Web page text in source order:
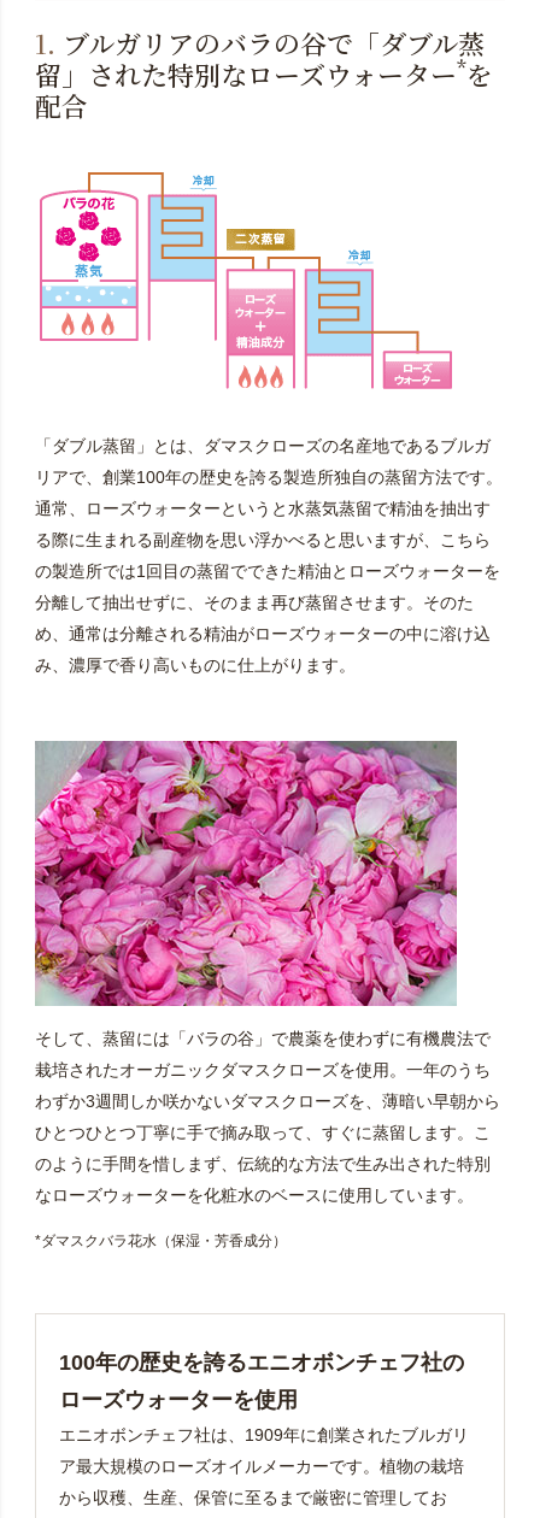
1. ブルガリアのバラの谷で「ダブル蒸
留」された特別なローズウォーター*を
配合
「ダブル蒸留」とは、ダマスクローズの名産地であるブルガ
リアで、創業100年の歴史を誇る製造所独自の蒸留方法です。
通常、ローズウォーターというと水蒸気蒸留で精油を抽出す
る際に生まれる副産物を思い浮かべると思いますが、こちら
の製造所では1回目の蒸留でできた精油とローズウォーターを
分離して抽出せずに、そのまま再び蒸留させます。そのた
め、通常は分離される精油がローズウォーターの中に溶け込
み、濃厚で香り高いものに仕上がります。
そして、蒸留には「バラの谷」で農薬を使わずに有機農法で
栽培されたオーガニックダマスクローズを使用。一年のうち
わずか3週間しか咲かないダマスクローズを、薄暗い早朝から
ひとつひとつ丁寧に手で摘み取って、すぐに蒸留します。こ
のように手間を惜しまず、伝統的な方法で生み出された特別
なローズウォーターを化粧水のベースに使用しています。
*ダマスクバラ花水（保湿・芳香成分）
100年の歴史を誇るエニオボンチェフ社の
ローズウォーターを使用
エニオボンチェフ社は、1909年に創業されたブルガリ
ア最大規模のローズオイルメーカーです。植物の栽培
から収穫、生産、保管に至るまで厳密に管理してお